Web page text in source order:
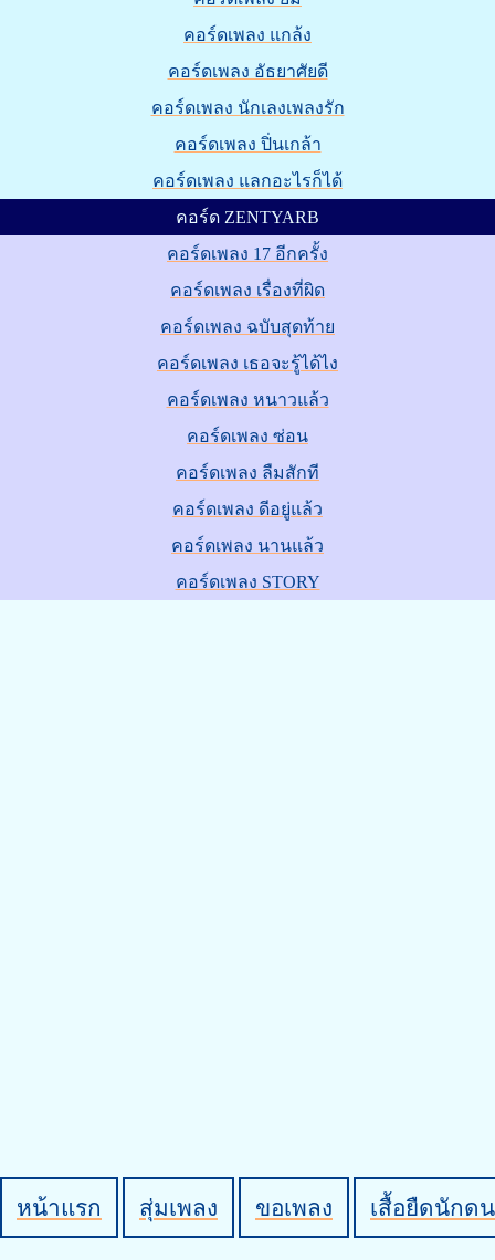
คอร์ดเพลง แกล้ง
คอร์ดเพลง อัธยาศัยดี
คอร์ดเพลง นักเลงเพลงรัก
คอร์ดเพลง ปิ่นเกล้า
คอร์ดเพลง แลกอะไรก็ได้
คอร์ด ZENTYARB
คอร์ดเพลง 17 อีกครั้ง
คอร์ดเพลง เรื่องที่ผิด
คอร์ดเพลง ฉบับสุดท้าย
คอร์ดเพลง เธอจะรู้ได้ไง
คอร์ดเพลง หนาวแล้ว
คอร์ดเพลง ซ่อน
คอร์ดเพลง ลืมสักที
คอร์ดเพลง ดีอยู่แล้ว
คอร์ดเพลง นานแล้ว
คอร์ดเพลง STORY
หน้าแรก สุ่มเพลง ขอเพลง เสื้อยืดนักด